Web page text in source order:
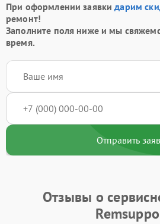
При оформлении заявкидарим
ремонт!
Заполните поля ниже и мы
время.
Отправить
Отзывы о